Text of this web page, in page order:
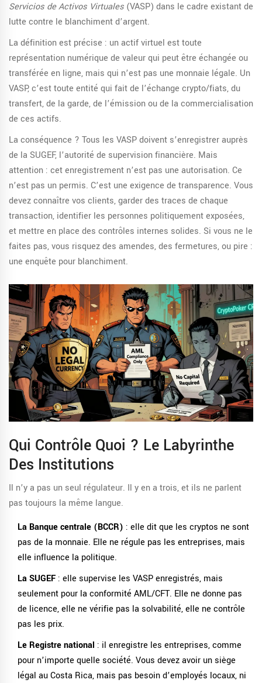
Servicios de Activos Virtuales (VASP) dans le cadre existant de
lutte contre le blanchiment d’argent.
La définition est précise : un actif virtuel est toute
représentation numérique de valeur qui peut être échangée ou
transférée en ligne, mais qui n’est pas une monnaie légale. Un
VASP, c’est toute entité qui fait de l’échange crypto/fiats, du
transfert, de la garde, de l’émission ou de la commercialisation
de ces actifs.
La conséquence ? Tous les VASP doivent s’enregistrer auprès
de la SUGEF, l’autorité de supervision financière. Mais
attention : cet enregistrement n’est pas une autorisation. Ce
n’est pas un permis. C’est une exigence de transparence. Vous
devez connaître vos clients, garder des traces de chaque
transaction, identifier les personnes politiquement exposées,
et mettre en place des contrôles internes solides. Si vous ne le
faites pas, vous risquez des amendes, des fermetures, ou pire :
une enquête pour blanchiment.
Qui Contrôle Quoi ? Le Labyrinthe
Des Institutions
Il n’y a pas un seul régulateur. Il y en a trois, et ils ne parlent
pas toujours la même langue.
La Banque centrale (BCCR) : elle dit que les cryptos ne sont
pas de la monnaie. Elle ne régule pas les entreprises, mais
elle influence la politique.
La SUGEF : elle supervise les VASP enregistrés, mais
seulement pour la conformité AML/CFT. Elle ne donne pas
de licence, elle ne vérifie pas la solvabilité, elle ne contrôle
pas les prix.
Le Registre national : il enregistre les entreprises, comme
pour n’importe quelle société. Vous devez avoir un siège
légal au Costa Rica, mais pas besoin d’employés locaux, ni